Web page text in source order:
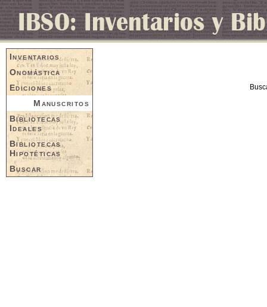
Inventarios
Onomástica
Ediciones
Manuscritos
Bibliotecas
Ideales
Bibliotecas
Hipotéticas
Buscar